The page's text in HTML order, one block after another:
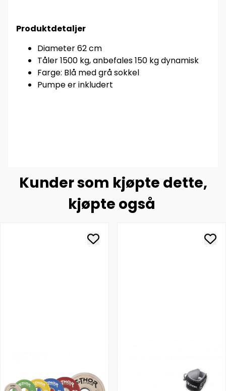
Produktdetaljer
Diameter 62 cm
Tåler 1500 kg, anbefales 150 kg dynamisk
Farge: Blå med grå sokkel
Pumpe er inkludert
Kunder som kjøpte dette,
kjøpte også